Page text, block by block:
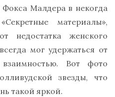
Малдера в некогда
материалы»,
недостатка женского
мог удержаться от
Вот фото
звезды, что
такой яркой.